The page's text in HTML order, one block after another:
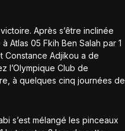
Après s’être inclinée
Atlas 05 Fkih Ben Salah par 1
Constance Adjikou a de
l’Olympique Club de
à quelques cinq journées de
s’est mélangé les pinceaux